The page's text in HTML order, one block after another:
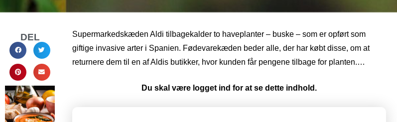
DEL
Supermarkedskæden Aldi tilbagekalder to haveplanter – buske – som er opført som
giftige invasive arter i Spanien. Fødevarekæden beder alle, der har købt disse, om at
returnere dem til en af ​​Aldis butikker, hvor kunden får pengene tilbage for planten.…
Du skal være logget ind for at se dette indhold.